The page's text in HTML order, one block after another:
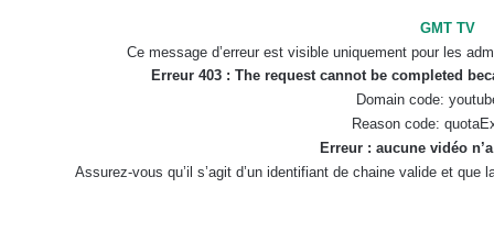
GMT TV
Ce message d’erreur est visible uniquement pour les
Erreur 403 : The request cannot be completed
Domain code:
Reason code:
Erreur : aucune vidéo
Assurez-vous qu’il s’agit d’un identifiant de chaine valide et